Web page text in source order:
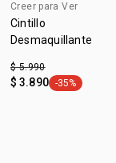
Creer para Ver
Cintillo
Desmaquillante
$ 5.990
$ 3.890 general.tag -
-35%